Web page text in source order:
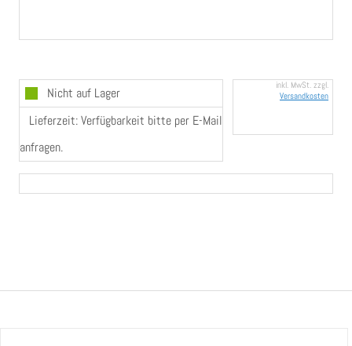
Nicht auf Lager
Lieferzeit: Verfügbarkeit bitte per E-Mail
anfragen.
inkl. MwSt. zzgl.
Versandkosten